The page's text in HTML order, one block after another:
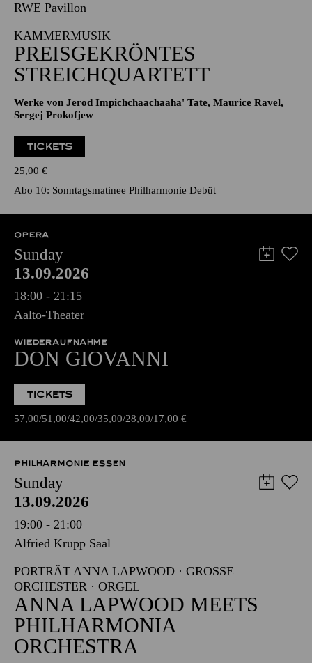
RWE Pavillon
KAMMERMUSIK
PREISGEKRÖNTES
STREICHQUARTETT
Werke von Jerod Impichchaachaaha' Tate, Maurice Ravel,
Sergej Prokofjew
TICKETS
25,00 €
Abo 10: Sonntagsmatinee Philharmonie Debüt
OPERA
Sunday
13.09.2026
18:00 - 21:15
Aalto-Theater
WIEDERAUFNAHME
DON GIOVANNI
TICKETS
57,00 51,00 42,00 35,00 28,00 17,00 €
PHILHARMONIE ESSEN
Sunday
13.09.2026
19:00 - 21:00
Alfried Krupp Saal
PORTRÄT ANNA LAPWOOD · GROSSE O
RCHESTER · ORGEL
ANNA LAPWOOD MEETS
PHILHARMONIA
ORCHESTRA